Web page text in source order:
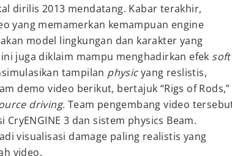
dirilis 2013 mendatang. Kabar terakhir,
yang memamerkan kemampuan engine
model lingkungan dan karakter yang
juga diklaim mampu menghadirkan efek
tampilan physicyang reslistis,
demo video berikut, bertajuk “Rigs of Rods,”
driving. Team pengembang video
3 dan sistem physics Beam.
visualisasi damage paling realistis yang
video.